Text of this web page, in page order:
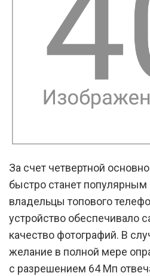
За счет четвертной
быстро станет популярным
владельцы топового
устройство обеспечивало
качество фотографий. В
желание в полной мере
с разрешением 64 Мп